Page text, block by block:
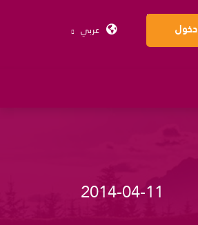
دخول عربي
2014-04-11